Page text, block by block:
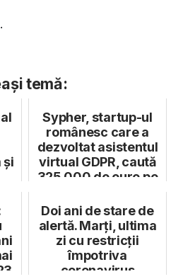
temă:
și
Sypher, startup-ul
românesc care a
dezvoltat asistentul
virtual GDPR, caută
325.000 de euro pe
Doi ani de stare de
alertă. Marți, ultima
zi cu restricții
împotriva
coronavirus